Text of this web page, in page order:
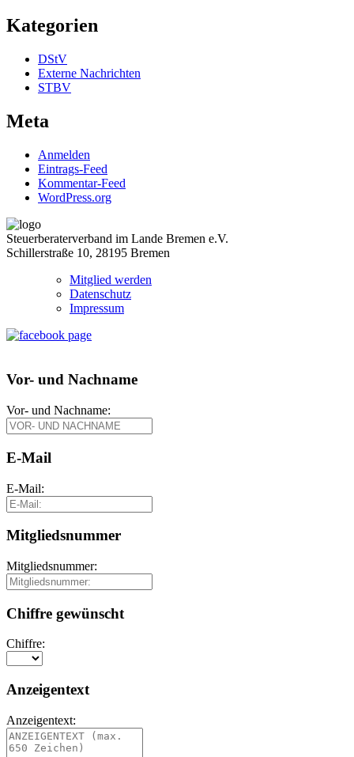
Kategorien
DStV
Externe Nachrichten
STBV
Meta
Anmelden
Eintrags-Feed
Kommentar-Feed
WordPress.org
Steuerberaterverband im Lande Bremen e.V.
Schillerstraße 10, 28195 Bremen
Mitglied werden
Datenschutz
Impressum
Vor- und Nachname
Vor- und Nachname:
E-Mail
E-Mail:
Mitgliedsnummer
Mitgliedsnummer:
Chiffre gewünscht
Chiffre:
Anzeigentext
Anzeigentext: